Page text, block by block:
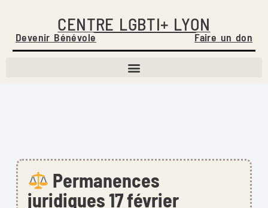
CENTRE LGBTI+ LYON
Devenir Bénévole Faire un don
Permanences
juridiques 17 février